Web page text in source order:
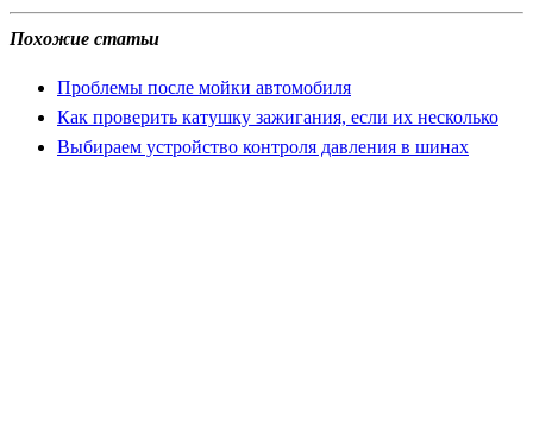
Похожие статьи
Проблемы после мойки автомобиля
Как проверить катушку зажигания, если их несколько
Выбираем устройство контроля давления в шинах